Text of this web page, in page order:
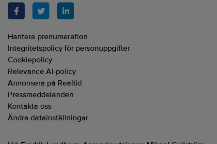
Hantera prenumeration
Integritetspolicy för personuppgifter
Cookiepolicy
Relevance AI-policy
Annonsera på Realtid
Pressmeddelanden
Kontakta oss
Ändra datainställningar